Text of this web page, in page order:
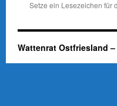
Setze ein Lesezeichen für
Wattenrat Ostfriesland